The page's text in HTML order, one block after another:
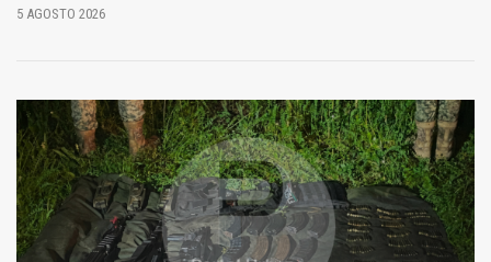
5 AGOSTO 2026